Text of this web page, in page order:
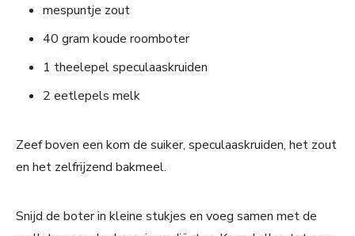
mespuntje zout
40 gram koude roomboter
1 theelepel speculaaskruiden
2 eetlepels melk
Zeef boven een kom de suiker, speculaaskruiden, het zout
en het zelfrijzend bakmeel.
Snijd de boter in kleine stukjes en voeg samen met de